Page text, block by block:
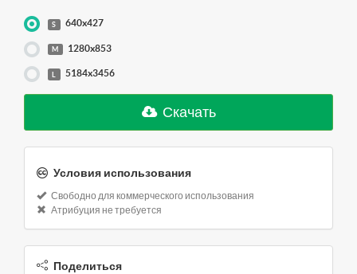
S 640x427
M 1280x853
L 5184x3456
Скачать
Условия использования
Свободно для коммерческого использования
Атрибуция не требуется
Поделиться